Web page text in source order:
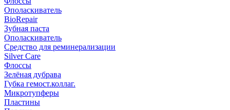
Ополаскиватель
BioRepair
Зубная паста
Ополаскиватель
Средство для реминерализации
Silver Care
Флоссы
Зелёная дубрава
Губка гемост.коллаг.
Микротупферы
Пластины